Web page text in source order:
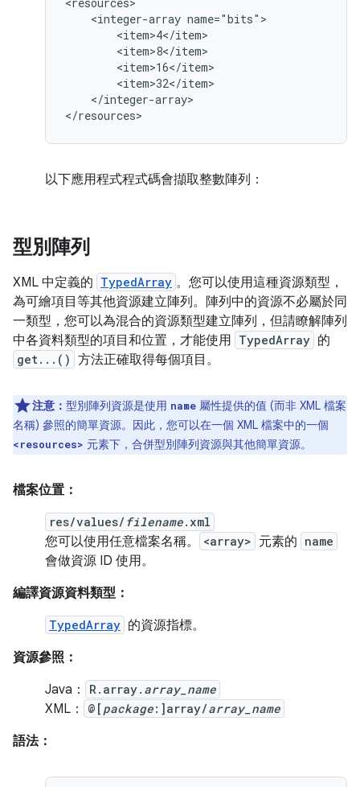
<integer-array
</integer-array>
</resources>
以下應用程式程式碼會擷取整數陣列：
型別陣列
XML 中定義的 TypedArray 。您可以使用這種資源類型，
為可繪項目等其他資源建立陣列。陣列中的資源不必屬於同
一類型，您可以為混合的資源類型建立陣列，但請瞭解陣列
中各資料類型的項目和位置，才能使用 TypedArray 的
get...() 方法正確取得每個項目。
注意： 型別陣列資源是使用 name 屬性提供的值 (而非 XML 檔案
名稱) 參照的簡單資源。因此，您可以在一個 XML 檔案中的一個
<resources> 元素下，合併型別陣列資源與其他簡單資源。
檔案位置：
res/values/ filename.xml
您可以使用任意檔案名稱。 <array> 元素的 name
會做資源 ID 使用。
編譯資源資料類型：
TypedArray 的資源指標。
資源參照：
Java：
R.array. array_name
XML： @[ package:]array/array_name
語法：